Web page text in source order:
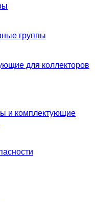
группы
для коллекторов
и комплектующие